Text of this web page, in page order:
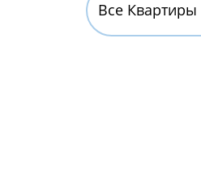
Все Квартиры